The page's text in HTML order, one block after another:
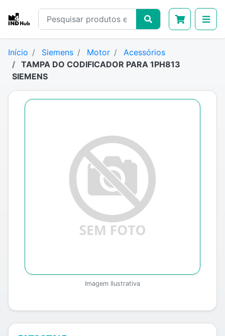
Início Siemens Motor
Acessórios
TAMPA DO CODIFICADOR PARA 1PH813
SIEMENS
Imagem Ilustrativa